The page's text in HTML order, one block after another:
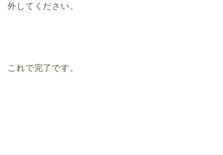
外してください。
これで完了です。